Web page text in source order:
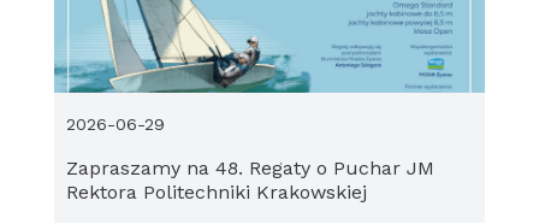
Zapraszamy na 48. Regaty o Puchar JM
Rektora Politechniki Krakowskiej
2026-06-29